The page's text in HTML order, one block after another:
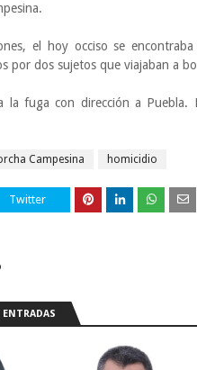
el hoy occiso se
por dos sujetos que viajaban a
la fuga con dirección a Puebla.
Campesina homicidio
Twitter